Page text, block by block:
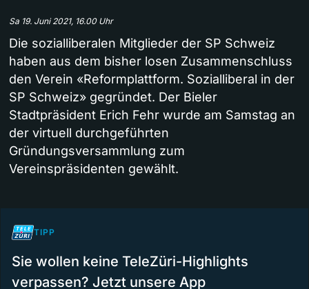
Sa 19. Juni 2021, 16.00 Uhr
Die sozialliberalen Mitglieder der SP Schweiz
haben aus dem bisher losen Zusammenschluss
den Verein «Reformplattform. Sozialliberal in der
SP Schweiz» gegründet. Der Bieler
Stadtpräsident Erich Fehr wurde am Samstag an
der virtuell durchgeführten
Gründungsversammlung zum
Vereinspräsidenten gewählt.
TIPP
Sie wollen keine TeleZüri-Highlights
verpassen? Jetzt unsere App